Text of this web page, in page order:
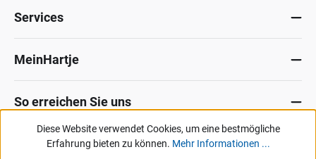
Services
MeinHartje
So erreichen Sie uns
Datenschutz ImpressumAllg. Verkaufsbedingungen
Diese Website verwendet Cookies, um eine bestmögliche
Erfahrung bieten zu können. Mehr Informationen ...